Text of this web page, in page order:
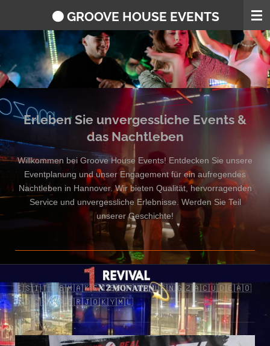
🟠 GROOVE HOUSE EVENTS
Erleben Sie unvergessliche Events &
das Nachtleben
Willkommen bei Groove House Events! Entdecken Sie unsere
Eventplanung und unser Engagement für ein aufregendes
Nachtleben in Hannover. Wir bieten Qualität, hervorragenden
Service und unvergessliche Erlebnisse. Werden Sie Teil
unserer Geschichte!
🇪🇸🇮🇹🇬🇧🇲🇦🇰🇪🇮🇪🇵🇫🇯🇲🇺🇸🇳🇬🇿🇦🇨🇺🇩🇪🇦🇴
🇨🇩🇨🇲🇨🇦🇫🇷🇯🇴🇰🇾🇲🇱